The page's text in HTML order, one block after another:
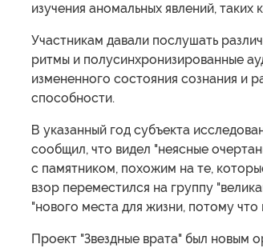
изучения аномальных явлений, таких
Участникам давали послушать
ритмы и полусинхронизированные
измененного состояния сознания и
способности.
В указанный год субъекта
сообщил, что видел "неясные
с памятником, похожим на те,
взор переместился на группу
"нового места для жизни, потому
Проект "Звездные врата" был новым